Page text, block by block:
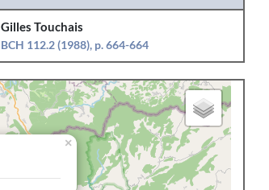
Gilles Touchais
BCH 112.2 (1988), p. 664-664
×